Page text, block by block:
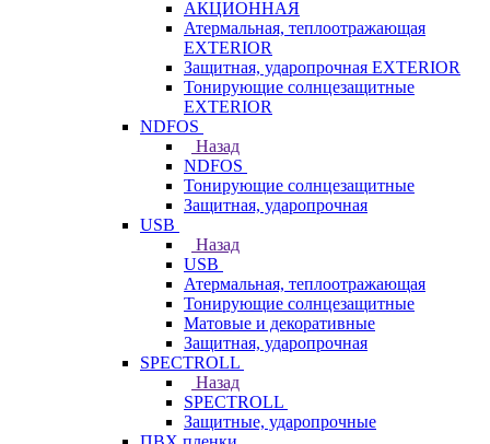
АКЦИОННАЯ
Атермальная, теплоотражающая
EXTERIOR
Защитная, ударопрочная EXTERIOR
Тонирующие солнцезащитные
EXTERIOR
NDFOS
Назад
NDFOS
Тонирующие солнцезащитные
Защитная, ударопрочная
USB
Назад
USB
Атермальная, теплоотражающая
Тонирующие солнцезащитные
Матовые и декоративные
Защитная, ударопрочная
SPECTROLL
Назад
SPECTROLL
Защитные, ударопрочные